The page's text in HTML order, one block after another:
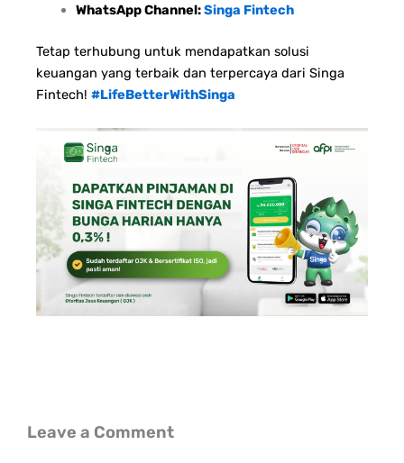
WhatsApp Channel:Singa Fintech
Tetap terhubung untuk mendapatkan solusi
keuangan yang terbaik dan terpercaya dari Singa
Fintech! #LifeBetterWithSinga
Leave a Comment